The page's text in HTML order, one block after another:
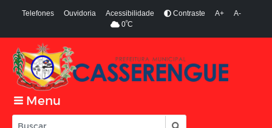
Telefones Ouvidoria Acessibilidade Contraste A+
A-
0ºC
Menu